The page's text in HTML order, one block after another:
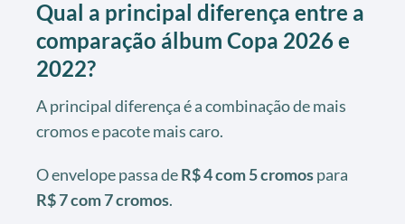
Qual a principal diferença entre a
comparação álbum Copa 2026 e
2022?
A principal diferença é a combinação de mais
cromos e pacote mais caro.
O envelope passa deR$ 4 com 5 cromospara
R$ 7 com 7 cromos.